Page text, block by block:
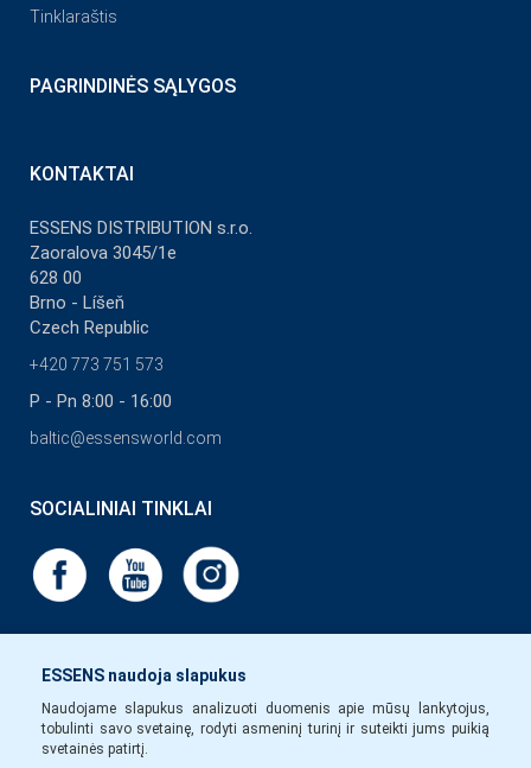
ESSENS naudoja slapukus
Naudojame slapukus analizuoti duomenis apie mūsų lankytojus,
tobulinti savo svetainę, rodyti asmeninį turinį ir suteikti jums puikią
svetainės patirtį.
Tinklaraštis
PAGRINDINĖS SĄLYGOS
KONTAKTAI
ESSENS DISTRIBUTION s.r.o.
Zaoralova 3045/1e
628 00
Brno - Líšeň
Czech Republic
+420 773 751 573
P - Pn 8:00 - 16:00
baltic@essensworld.com
SOCIALINIAI TINKLAI